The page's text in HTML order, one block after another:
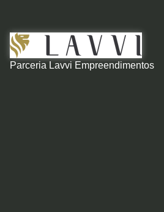
Parceria Lavvi Empreendimentos